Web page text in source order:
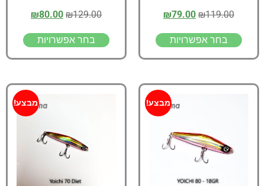
₪119.00
₪79.00
בחר אפשרויות
₪129.00
₪80.00
בחר אפשרויות
מבצע! מבצע!